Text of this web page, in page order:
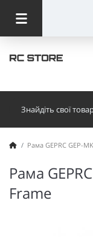
Рама GEPRC GEP-
Рама
Frame